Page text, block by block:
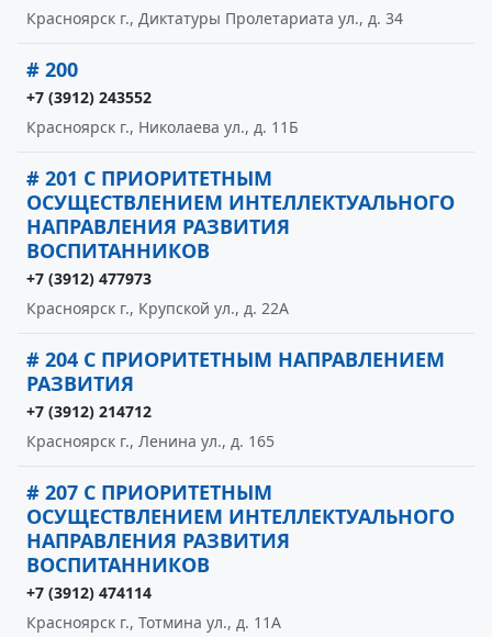
Красноярск г., Диктатуры Пролетариата ул., д. 34
# 200
+7 (3912) 243552
Красноярск г., Николаева ул., д. 11Б
# 201 С ПРИОРИТЕТНЫМ
ОСУЩЕСТВЛЕНИЕМ ИНТЕЛЛЕКТУАЛЬНОГО
НАПРАВЛЕНИЯ РАЗВИТИЯ
ВОСПИТАННИКОВ
+7 (3912) 477973
Красноярск г., Крупской ул., д. 22А
# 204 С ПРИОРИТЕТНЫМ НАПРАВЛЕНИЕМ
РАЗВИТИЯ
+7 (3912) 214712
Красноярск г., Ленина ул., д. 165
# 207 С ПРИОРИТЕТНЫМ
ОСУЩЕСТВЛЕНИЕМ ИНТЕЛЛЕКТУАЛЬНОГО
НАПРАВЛЕНИЯ РАЗВИТИЯ
ВОСПИТАННИКОВ
+7 (3912) 474114
Красноярск г., Тотмина ул., д. 11А